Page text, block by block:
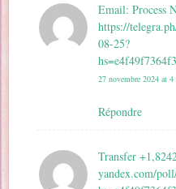
Email: Process
https://
08-25?
27 novembre 2024 at
Répondre
Transfer
yandex.com/